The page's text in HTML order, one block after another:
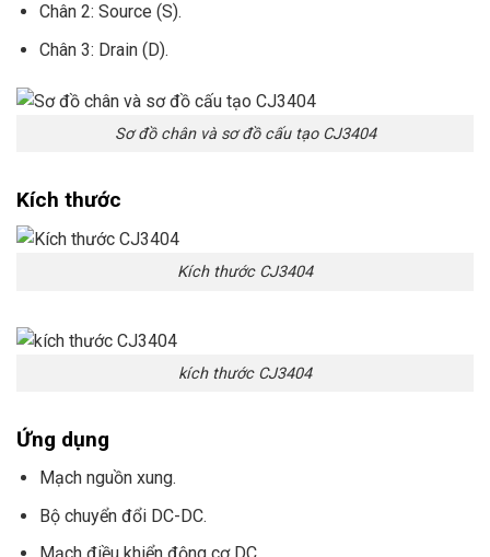
Chân 2: Source (S).
Chân 3: Drain (D).
Sơ đồ chân và sơ đồ cấu tạo CJ3404
Kích thước
Kích thước CJ3404
kích thước CJ3404
Ứng dụng
Mạch nguồn xung.
Bộ chuyển đổi DC-DC.